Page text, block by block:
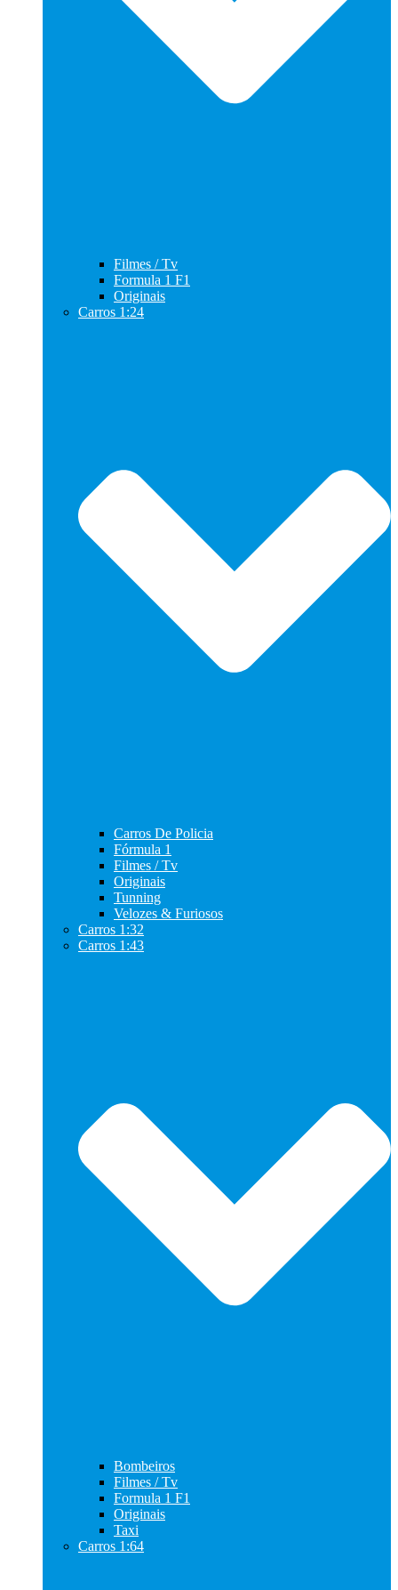
Filmes / Tv
Formula 1 F1
Originais
Carros 1:24
Carros De Policia
Fórmula 1
Filmes / Tv
Originais
Tunning
Velozes & Furiosos
Carros 1:32
Carros 1:43
Bombeiros
Filmes / Tv
Formula 1 F1
Originais
Taxi
Carros 1:64